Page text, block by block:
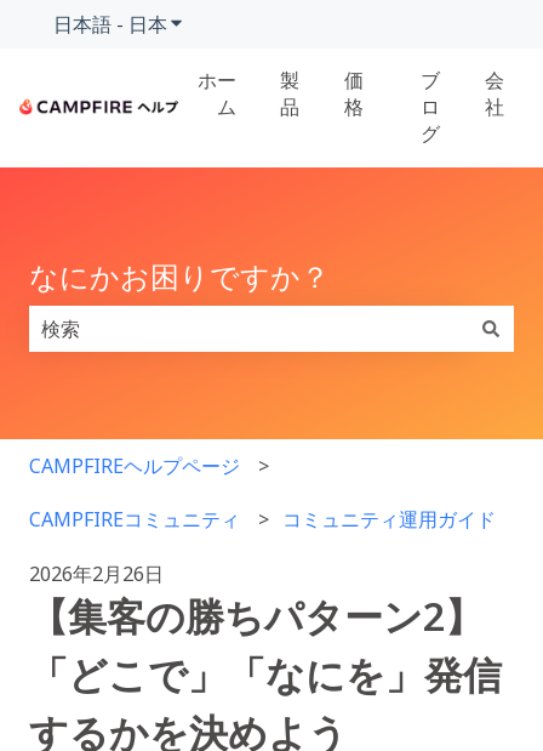
日本語 - 日本翻訳のサブメニューを表示
ホー
ム
製
品
価
格
ブ
ロ
グ
会
社
なにかお困りですか？
CAMPFIREヘルプページ
CAMPFIREコミュニティ コミュニティ運用ガイド
2026年2月26日
【集客の勝ちパターン2】
「どこで」「なにを」発信
するかを決めよう